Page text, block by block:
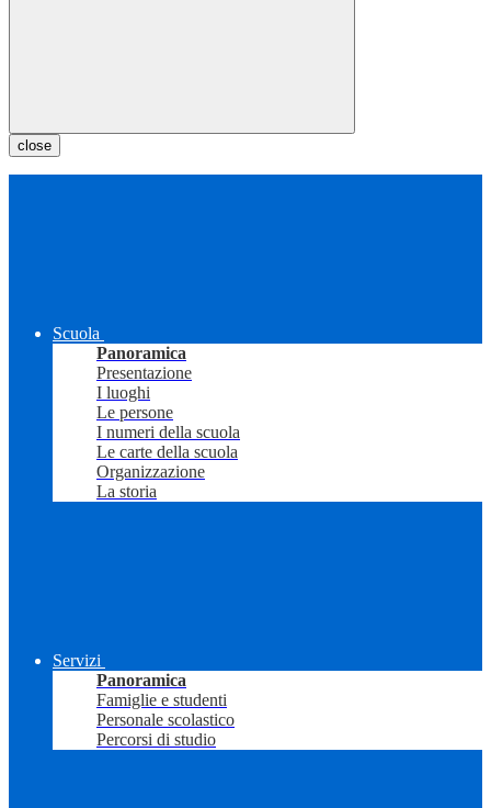
close
Scuola
Panoramica
Presentazione
I luoghi
Le persone
I numeri della scuola
Le carte della scuola
Organizzazione
La storia
Servizi
Panoramica
Famiglie e studenti
Personale scolastico
Percorsi di studio